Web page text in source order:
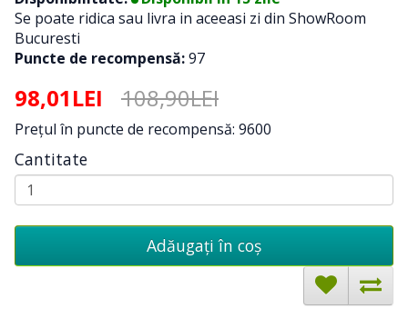
Se poate ridica sau livra in aceeasi zi din ShowRoom
Bucuresti
Puncte de recompensă:97
98,01LEI 108,90LEI
Preţul în puncte de recompensă: 9600
Cantitate
Adăugați în coş